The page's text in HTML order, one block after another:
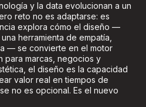
y la data evolucionan a un
reto no es adaptarse: es
explora cómo el diseño —
herramienta de empatía,
— se convierte en el motor
para marcas, negocios y
el diseño es la capacidad
valor real en tiempos de
no es opcional. Es el nuevo